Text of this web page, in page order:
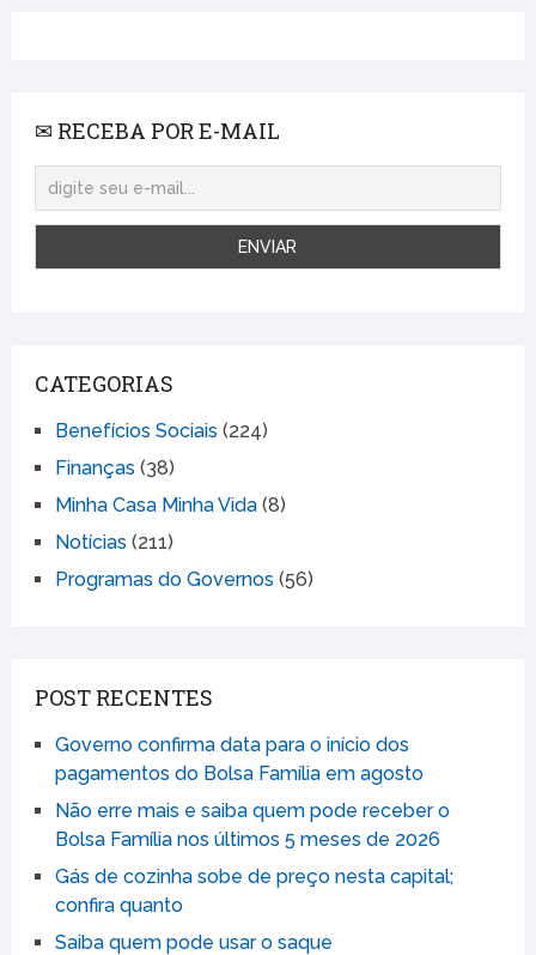
✉ RECEBA POR E-MAIL
CATEGORIAS
Benefícios Sociais (224)
Finanças (38)
Minha Casa Minha Vida(8)
Notícias (211)
Programas do Governos (56)
POST RECENTES
Governo confirma data para o início dos
pagamentos do Bolsa Família em agosto
Não erre mais e saiba quem pode receber o
Bolsa Família nos últimos 5 meses de 2026
Gás de cozinha sobe de preço nesta capital;
confira quanto
Saiba quem pode usar o saque